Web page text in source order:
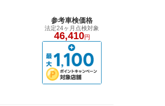
参考車検価格
法定24ヶ月点検対象
46,410円